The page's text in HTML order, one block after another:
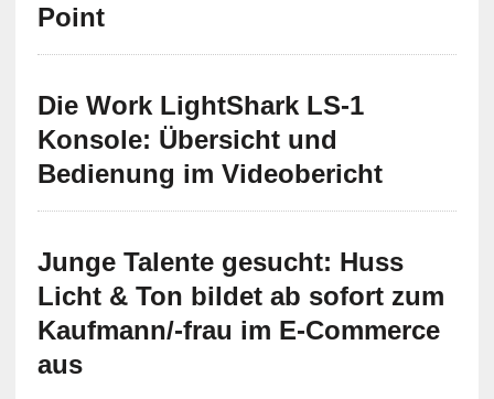
Point
Die Work LightShark LS-1
Konsole: Übersicht und
Bedienung im Videobericht
Junge Talente gesucht: Huss
Licht & Ton bildet ab sofort zum
Kaufmann/-frau im E-Commerce
aus